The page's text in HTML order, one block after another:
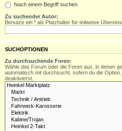
Nach einem Begriff suchen
Zu suchender Autor:
Benutze ein * als Platzhalter für teilweise
SUCHOPTIONEN
Zu durchsuchende Foren:
Wähle das Forum oder die Foren aus, in denen
automatisch mit durchsucht, sofern du die
deaktivierst.